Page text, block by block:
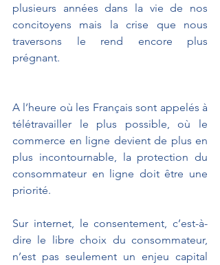
plusieurs années dans la vie de nos
concitoyens mais la crise que nous
traversons le rend encore plus
prégnant.
A l’heure où les Français sont appelés à
télétravailler le plus possible, où le
commerce en ligne devient de plus en
plus incontournable, la protection du
consommateur en ligne doit être une
priorité.
Sur internet, le consentement, c’est-à-
dire le libre choix du consommateur,
n’est pas seulement un enjeu capital